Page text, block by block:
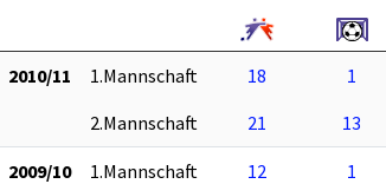
2010/11 1.Mannschaft 18 1
2.Mannschaft
21 13
2009/10 1.Mannschaft 12 1